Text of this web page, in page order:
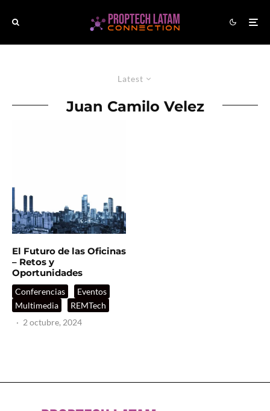
Latest
Juan Camilo Velez
El Futuro de las Oficinas
– Retos y
Oportunidades
Conferencias
Eventos
Multimedia
REMTech
· 2 octubre, 2024